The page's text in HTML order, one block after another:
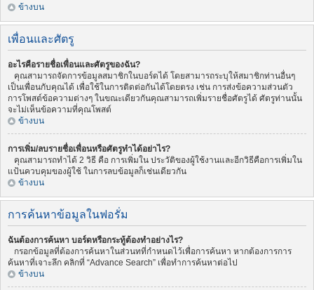
ข้างบน
เพื่อนและศัตรู
อะไรคือรายชื่อเพื่อนและศัตรูของฉัน?
คุณสามารถจัดการข้อมูลสมาชิกในบอร์ดได้ โดยสามารถระบุให้สมาชิกท่านอื่นๆ
เป็นเพื่อนกับคุณได้ เพื่อใช้ในการติดต่อกันได้โดยตรง เช่น การส่งข้อความส่วนตัว
การโพสต์ข้อความต่างๆ ในขณะเดียวกันคุณสามารถเพิ่มรายชื่อศัตรูได้ ศัตรูท่านนั้น
จะไม่เห็นข้อความที่คุณโพสต์
ข้างบน
การเพิ่ม/ลบรายชื่อเพื่อนหรือศัตรูทำได้อย่าไร?
คุณสามารถทำได้ 2 วิธี คือ การเพิ่มใน ประวัติของผู้ใช้งานและอีกวิธีคือการเพิ่มใน
แป้นควบคุมของผู้ใช้ ในการลบข้อมูลก็เช่นเดียวกัน
ข้างบน
การค้นหาข้อมูลในฟอรั่ม
ฉันต้องการค้นหา บอร์ดหรือกระทู้ต้องทำอย่างไร?
กรอกข้อมูลที่ต้องการค้นหาในส่วนทที่กำหนดไว้เพื่อการค้นหา หากต้องการการ
ค้นหาที่เจาะลึก คลิกที่ “Advance Search” เพื่อทำการค้นหาต่อไป
ข้างบน